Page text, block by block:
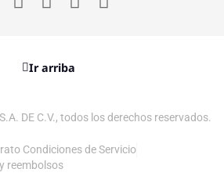
Ir arriba
DE C.V., todos los derechos reservados.
Condiciones de Servicio
reembolsos